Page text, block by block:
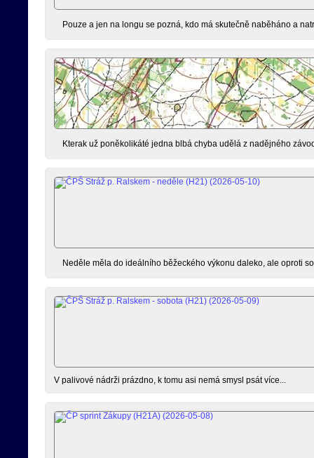
Pouze a jen na longu se pozná, kdo má skutečně naběháno a
Kterak už poněkolikáté jedna blbá chyba udělá z nadějného
Neděle měla do ideálního běžeckého výkonu daleko, ale oproti
V palivové nádrži prázdno, k tomu asi nemá smysl psát více...